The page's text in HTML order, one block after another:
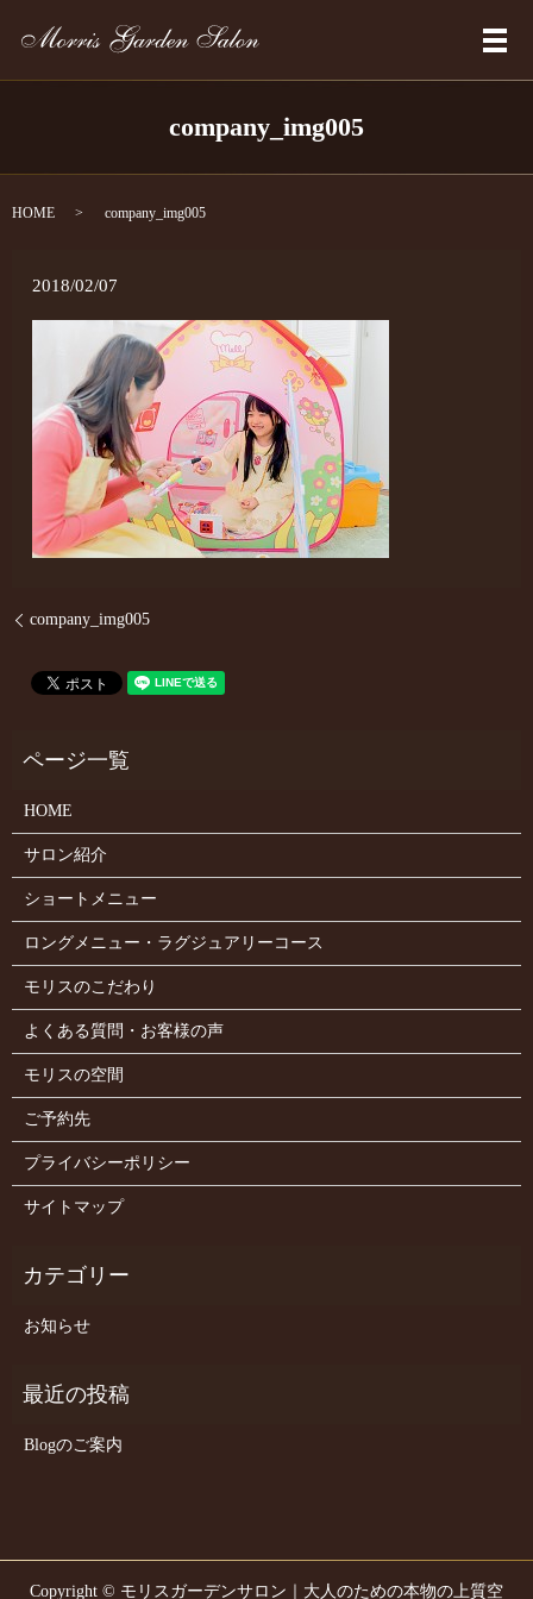
メ
company_img005
HOME company_img005
2018/02/07
company_img005
HOME
サロン紹介
ショートメニュー
ロングメニュー・ラグジュアリーコース
モリスのこだわり
よくある質問・お客様の声
モリスの空間
ご予約先
プライバシーポリシー
サイトマップ
お知らせ
Blogのご案内
Copyright © モリスガーデンサロン｜大人のための本物の上質空